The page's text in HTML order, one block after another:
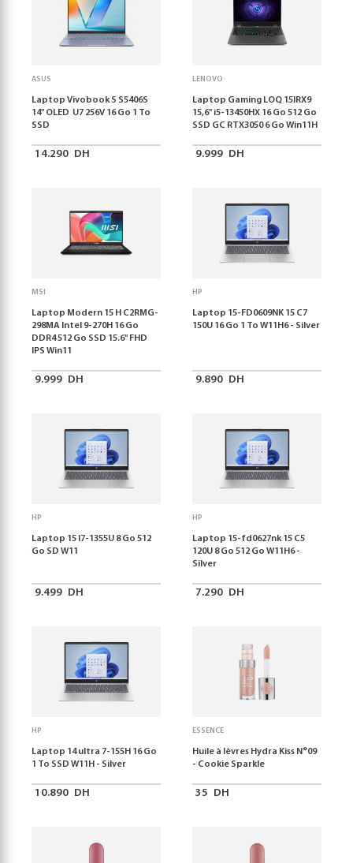
ASUS
Laptop Vivobook S S5406S
14" OLED U7 256V 16 Go 1 To
SSD
14.290 DH
LENOVO
Laptop Gaming LOQ 15IRX9
15,6'' i5-13450HX 16 Go 512 Go
SSD GC RTX3050 6 Go Win11H
9.999 DH
MSI
Laptop Modern 15 H C2RMG-
298MA Intel 9-270H 16 Go
DDR4 512 Go SSD 15.6" FHD
IPS Win11
9.999 DH
HP
Laptop 15-FD0609NK 15 C7
150U 16 Go 1 To W11H6 - Silver
9.890 DH
HP
Laptop 15 I7-1355U 8 Go 512
Go SD W11
9.499 DH
HP
Laptop 15-fd0627nk 15 C5
120U 8 Go 512 Go W11H6 -
Silver
7.290 DH
HP
Laptop 14 ultra 7-155H 16 Go
1 To SSD W11H - Silver
10.890 DH
ESSENCE
Huile à lèvres Hydra Kiss N°09
- Cookie Sparkle
35 DH